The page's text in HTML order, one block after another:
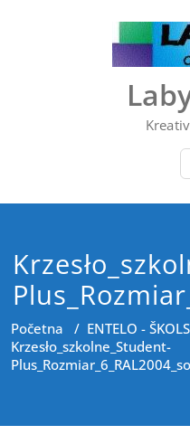
Početna / ENTELO -
Krzesło_szkolne_Student-